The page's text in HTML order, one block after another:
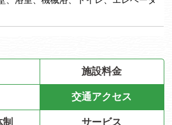
施設料金
交通アクセス
サービス